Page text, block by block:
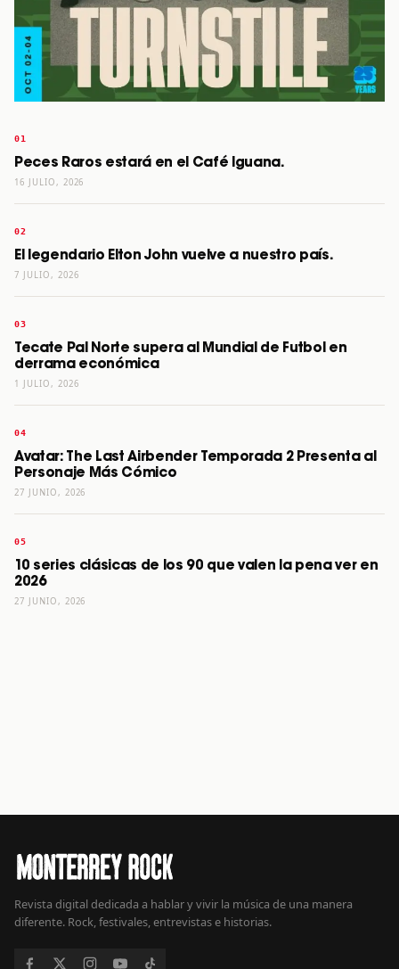
Peces Raros estará en el Café Iguana.
16 JULIO, 2026
El legendario Elton John vuelve a nuestro país.
7 JULIO, 2026
Tecate Pal Norte supera al Mundial de Futbol en
derrama económica
1 JULIO, 2026
Avatar: The Last Airbender Temporada 2 Presenta al
Personaje Más Cómico
27 JUNIO, 2026
10 series clásicas de los 90 que valen la pena ver en
2026
27 JUNIO, 2026
Revista digital dedicada a hablar y vivir la música de una manera
diferente. Rock, festivales, entrevistas e historias.